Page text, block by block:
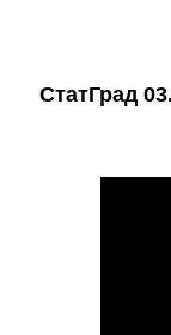
СтатГрад